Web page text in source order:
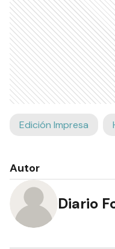
Edición Impresa
Autor
Diario